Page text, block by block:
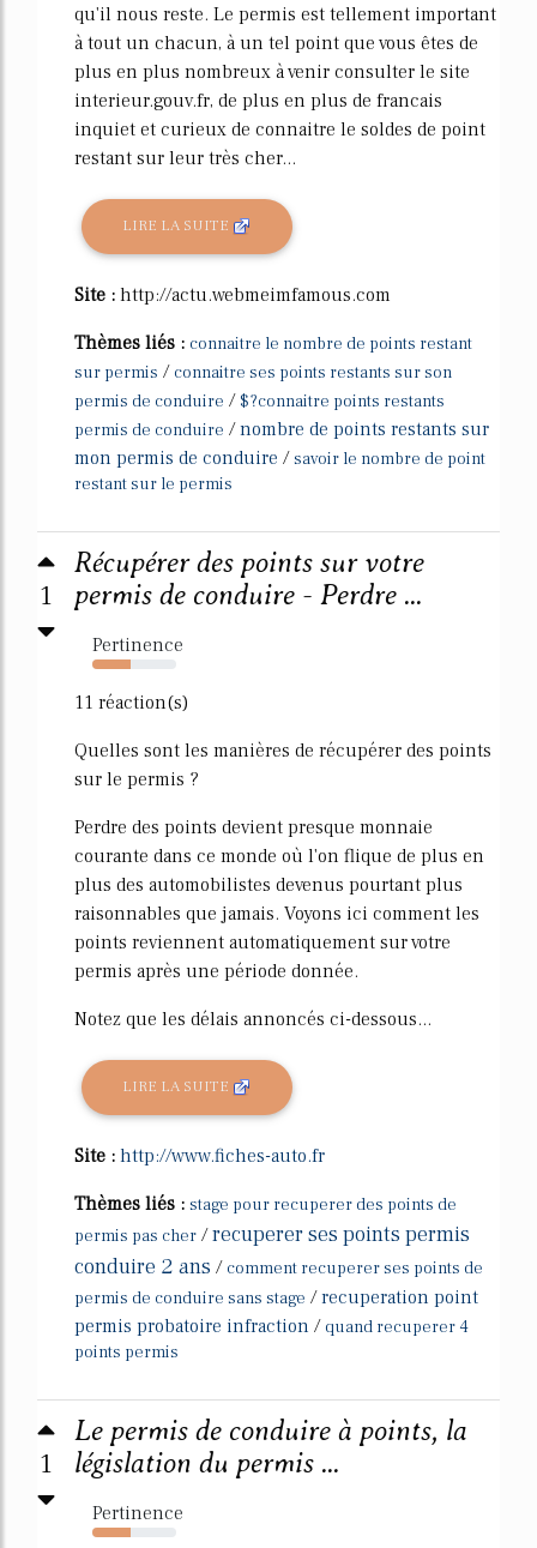
qu'il nous reste. Le permis est tellement important
à tout un chacun, à un tel point que vous êtes de
plus en plus nombreux à venir consulter le site
interieur.gouv.fr, de plus en plus de francais
inquiet et curieux de connaitre le soldes de point
restant sur leur très cher...
LIRE LA SUITE
Site : http://actu.webmeimfamous.com
Thèmes liés : connaitre le nombre de points restant
sur permis / connaitre ses points restants sur son
permis de conduire / $?connaitre points restants
permis de conduire /nombre de points restants sur
mon permis de conduire /savoir le nombre de point
restant sur le permis
1
Récupérer des points sur votre
permis de conduire - Perdre ...
Pertinence
46%
11 réaction(s)
Quelles sont les manières de récupérer des points
sur le permis ?
Perdre des points devient presque monnaie
courante dans ce monde où l'on flique de plus en
plus des automobilistes devenus pourtant plus
raisonnables que jamais. Voyons ici comment les
points reviennent automatiquement sur votre
permis après une période donnée.
Notez que les délais annoncés ci-dessous...
LIRE LA SUITE
Site : http://www.fiches-auto.fr
Thèmes liés : stage pour recuperer des points de
permis pas cher /recuperer ses points permis
conduire 2 ans / comment recuperer ses points de
permis de conduire sans stage /recuperation point
permis probatoire infraction / quand recuperer 4
points permis
1
Le permis de conduire à points, la
législation du permis ...
Pertinence
46%